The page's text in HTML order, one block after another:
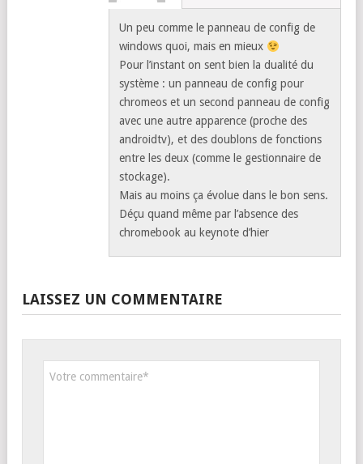
Un peu comme le panneau de config de
windows quoi, mais en mieux
Pour l’instant on sent bien la dualité du
système : un panneau de config pour
chromeos et un second panneau de config
avec une autre apparence (proche des
androidtv), et des doublons de fonctions
entre les deux (comme le gestionnaire de
stockage).
Mais au moins ça évolue dans le bon sens.
Déçu quand même par l’absence des
chromebook au keynote d’hier
LAISSEZ UN COMMENTAIRE